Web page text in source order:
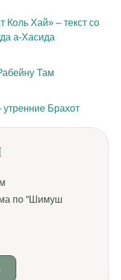
Хай» – текст со
а-Хасида
Там
Брахот
по “Шимуш